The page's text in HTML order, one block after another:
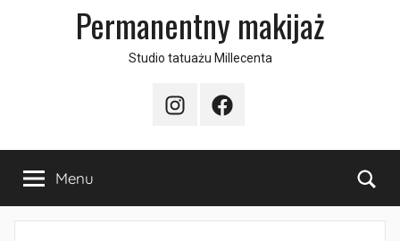
Permanentny makijaż
Studio tatuażu Millecenta
InstagramFacebook
Menu